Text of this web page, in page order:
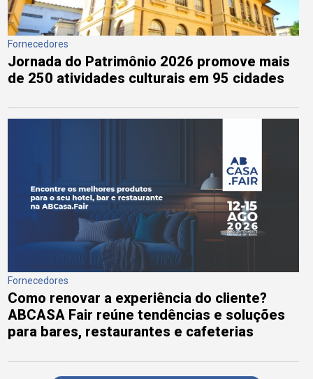
Fornecedores
Jornada do Patrimônio 2026 promove mais
de 250 atividades culturais em 95 cidades
Fornecedores
Como renovar a experiência do cliente?
ABCASA Fair reúne tendências e soluções
para bares, restaurantes e cafeterias